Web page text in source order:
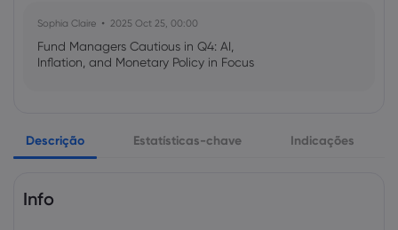
Sophia Claire 2025 Oct 25, 00:00
Fund Managers Cautious in Q4: AI,
Inflation, and Monetary Policy in Focus
US Government Shutdown Threatens
October Inflation Data Release
Descrição Estatísticas-chave Indicações
Info